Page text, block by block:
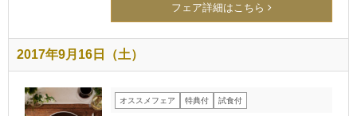
フェア詳細はこちら
2017年9月16日（土）
オススメフェア 特典付 試食付